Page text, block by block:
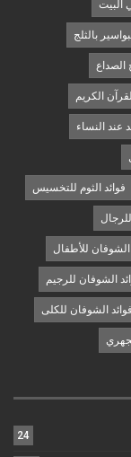
البيت
بالثلج
الصداع
الكريم
عند النساء
فوائد الثوم للتخسيس
الشوفان للأطفال
الشوفان للرجيم
فوائد الشوفان للكلى
24